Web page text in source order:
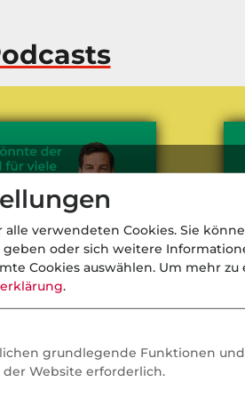
für PKV-Wechsel
verwendeten Cookies. Sie
oder sich weitere
Cookies auswählen. Um mehr zu
.
grundlegende Funktionen
Website erforderlich.